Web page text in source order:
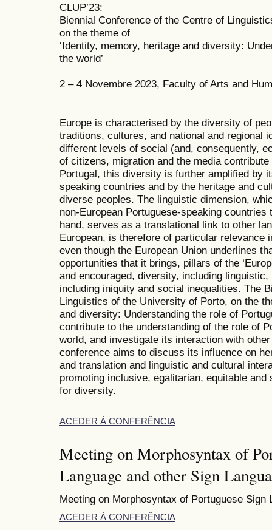
CLUP’23:
Biennial Conference of the Centre of
on the theme of
‘Identity, memory, heritage and diversity:
the world’
2 – 4 Novembre 2023, Faculty of Arts and
Europe is characterised by the diversity of
traditions, cultures, and national and regional
different levels of social (and, consequently,
of citizens, migration and the media
Portugal, this diversity is further amplified by
speaking countries and by the heritage and
diverse peoples. The linguistic dimension,
non-European Portuguese-speaking
hand, serves as a translational link to other
European, is therefore of particular relevance
even though the European Union underlines
opportunities that it brings, pillars of the
and encouraged, diversity, including
including iniquity and social inequalities. The
Linguistics of the University of Porto, on the
and diversity: Understanding the role of
contribute to the understanding of the role of
world, and investigate its interaction with
conference aims to discuss its influence on
and translation and linguistic and cultural
promoting inclusive, egalitarian, equitable
for diversity.
ACEDER À CONFERÊNCIA
Meeting on Morphosyntax of
Language and other Sign
Meeting on Morphosyntax of Portuguese Sign
ACEDER À CONFERÊNCIA